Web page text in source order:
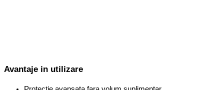
Avantaje in utilizare